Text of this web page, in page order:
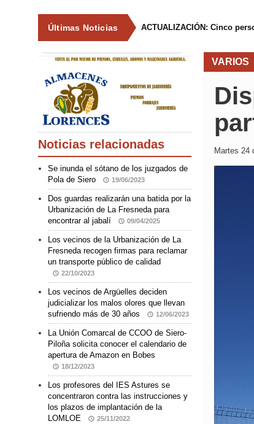
Últimas Noticias La Asociación de Vecinos de
VARIOS
Martes 24
Noticias relacionadas
Se inunda el sótano de los juzgados de
Pola de Siero
19/06/2023
Dos guardas realizarán una batida por la
Urbanización de La Fresneda para
encontrar al jabalí
09/04/2025
Los vecinos de la Urbanización de La
Fresneda recogen firmas para reclamar
un transporte público de calidad
22/10/2023
Los vecinos de Argüelles deciden
judicializar los malos olores que llevan
sufriendo más de 30 años
12/06/2023
La Unión Comarcal de CCOO de Siero-
Piloña solicita conocer el calendario de
apertura de Amazon en Bobes
18/12/2023
Los profesores del IES Astures se
concentraron contra las instrucciones y
los plazos de implantación de la
LOMLOE
25/11/2022